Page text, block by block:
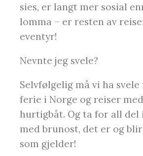
sies, er langt mer sosial
lomma – er resten av
eventyr!
Nevnte jeg svele?
Selvfølgelig må vi ha
ferie i Norge og reiser
hurtigbåt. Og ta for all del
med brunost, det er og
som gjelder!